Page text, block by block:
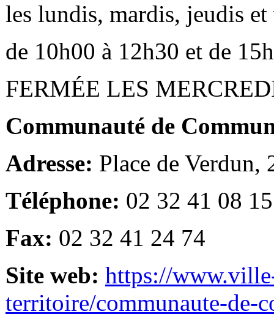
les lundis, mardis, jeudis et
de 10h00 à 12h30 et de
FERMÉE LES
Communauté de
Adresse: Place de Verdun,
Téléphone: 02 32 41 08 15
Fax: 02 32 41 24 74
Site web: https://
territoire/communaute-de-